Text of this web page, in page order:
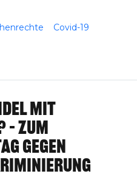
Covid-19
mit
Zum
gegen